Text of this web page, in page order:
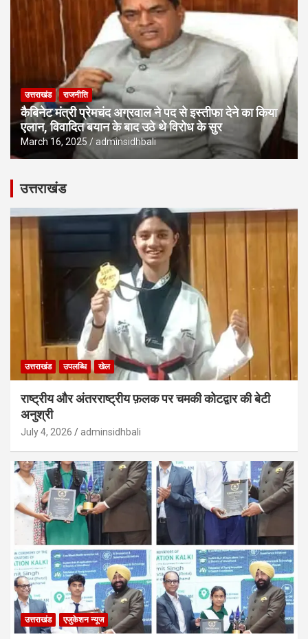
उत्तराखंड राजनीति
कैबिनेट मंत्री प्रेमचंद अग्रवाल ने पद से इस्तीफा देने का किया
एलान, विवादित बयान के बाद उठे थे विरोध के सुर
March 16, 2025 adminsidhbali
उत्तराखंड
उत्तराखंड उपलब्धि खेल
राष्ट्रीय और अंतरराष्ट्रीय फ़लक पर चमकी कोटद्वार की बेटी
अनुश्री
July 4, 2026 adminsidhbali
उत्तराखंड एजुकेशन न्‍यूज